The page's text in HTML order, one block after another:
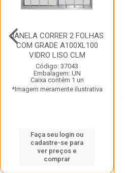
JANELA CORRER 2 FOLHAS
COM GRADE A100XL100
VIDRO LISO CLM
Código: 37043
Embalagem: UN
Caixa contém 1 un
*Imagem meramente ilustrativa
Faça seu login ou
cadastre-se para
ver preços e
comprar